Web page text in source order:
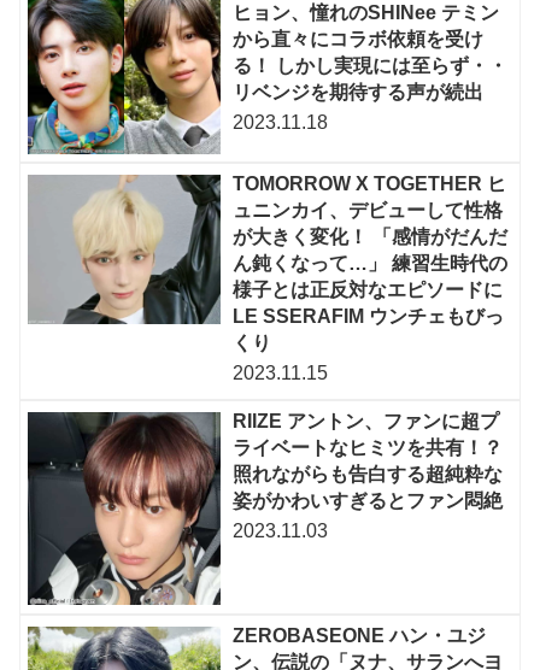
ヒョン、憧れのSHINee テミン
から直々にコラボ依頼を受け
る！ しかし実現には至らず・・
リベンジを期待する声が続出
2023.11.18
TOMORROW X TOGETHER ヒ
ュニンカイ、デビューして性格
が大きく変化！ 「感情がだんだ
ん鈍くなって…」 練習生時代の
様子とは正反対なエピソードに
LE SSERAFIM ウンチェもびっ
くり
2023.11.15
RIIZE アントン、ファンに超プ
ライベートなヒミツを共有！？
照れながらも告白する超純粋な
姿がかわいすぎるとファン悶絶
2023.11.03
ZEROBASEONE ハン・ユジ
ン、伝説の「ヌナ、サランへヨ